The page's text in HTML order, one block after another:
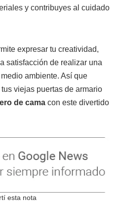
y contribuyes al cuidado
expresar tu creatividad,
satisfacción de realizar una
ambiente. Así que
viejas puertas de armario
de cama con este divertido